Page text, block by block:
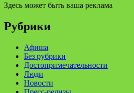
Здесь может быть ваша реклама
Рубрики
Афиша
Без рубрики
Достопримечательности
Люди
Новости